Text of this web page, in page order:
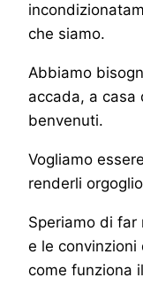
che siamo.
Abbiamo
accada, a casa
benvenuti.
Vogliamo
renderli
Speriamo di far
e le convinzioni
come funziona